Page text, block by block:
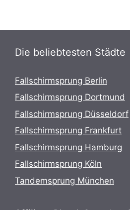
Die beliebtesten Städte
Fallschirmsprung Berlin
Fallschirmsprung Dortmund
Fallschirmsprung Düsseldorf
Fallschirmsprung Frankfurt
Fallschirmsprung Hamburg
Fallschirmsprung Köln
Tandemsprung München